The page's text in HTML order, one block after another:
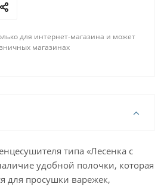
для интернет-магазина и может
магазинах
типа «Лесенка с
удобной полочки, которая
для просушки варежек,